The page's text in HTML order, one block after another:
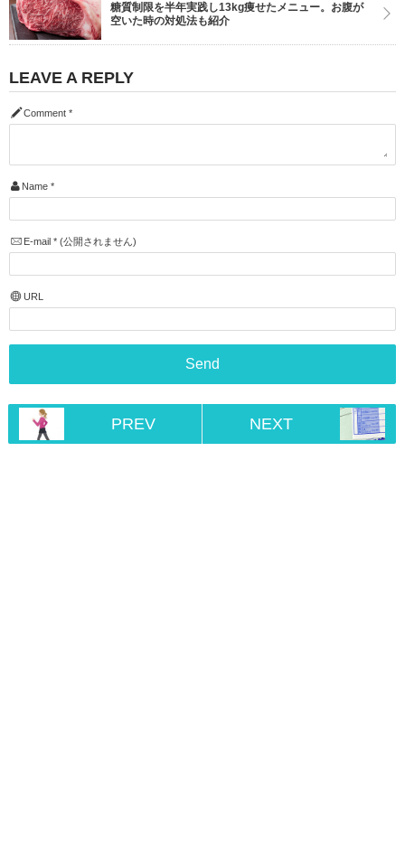
糖質制限を半年実践し13kg痩せたメニュー。お腹が
空いた時の対処法も紹介
LEAVE A REPLY
Comment *
Name *
E-mail *(公開されません)
URL
PREV NEXT